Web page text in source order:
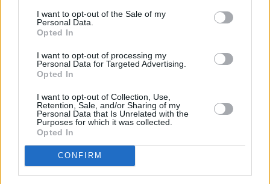
I want to opt-out of the Sale of my
Personal Data.
Opted In
I want to opt-out of processing my
Personal Data for Targeted Advertising.
Opted In
I want to opt-out of Collection, Use,
Retention, Sale, and/or Sharing of my
Personal Data that Is Unrelated with the
Purposes for which it was collected.
Opted In
CONFIRM